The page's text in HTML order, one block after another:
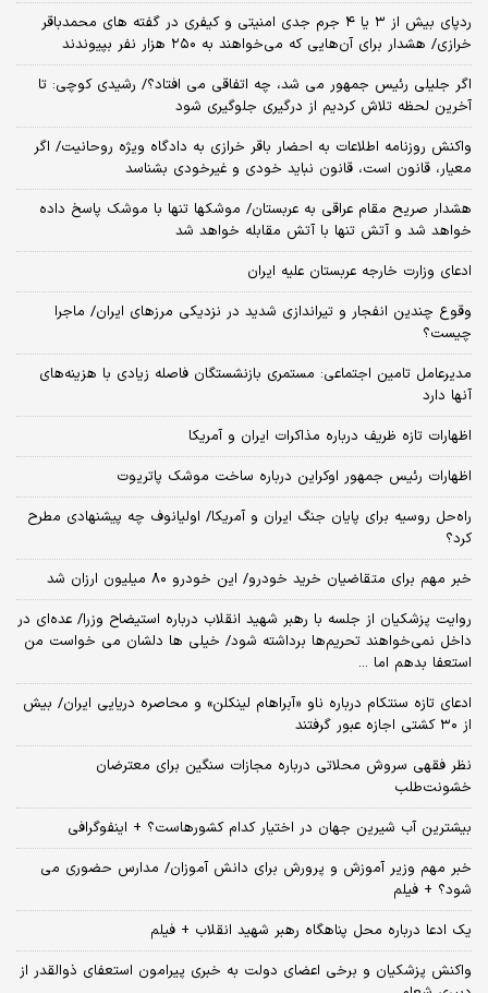
ردپای بیش از ۳ یا ۴ جرم جدی امنیتی و کیفری در گفته های محمدباقر
خرازی/ هشدار برای آن‌هایی که می‌خواهند به ۲۵۰ هزار نفر بپیوندند
اگر جلیلی رئیس جمهور می شد، چه اتفاقی می افتاد؟/ رشیدی کوچی: تا
آخرین لحظه تلاش کردیم از درگیری جلوگیری شود
واکنش روزنامه اطلاعات به احضار باقر خرازی به دادگاه ویژه روحانیت/ اگر
معیار، قانون است، قانون نباید خودی و غیرخودی بشناسد
هشدار صریح مقام عراقی به عربستان/ موشکها تنها با موشک پاسخ داده
خواهد شد و آتش تنها با آتش مقابله خواهد شد
ادعای وزارت خارجه عربستان علیه ایران
وقوع چندین انفجار و تیراندازی شدید در نزدیکی مرز‌های ایران/ ماجرا
چیست؟
مدیرعامل تامین اجتماعی: مستمری بازنشستگان فاصله زیادی با هزینه‌های
آنها دارد
اظهارات تازه ظریف درباره مذاکرات ایران و آمریکا
اظهارات رئیس جمهور اوکراین درباره ساخت موشک پاتریوت
راه‌حل روسیه برای پایان جنگ ایران و آمریکا/ اولیانوف چه پیشنهادی مطرح
کرد؟
خبر مهم برای متقاضیان خرید خودرو/ این خودرو ۸۰ میلیون ارزان شد
روایت پزشکیان از جلسه با رهبر شهید انقلاب درباره استیضاح وزرا/ عده‌ای در
داخل نمی‌خواهند تحریم‌ها برداشته شود/ خیلی ها دلشان می خواست من
استعفا بدهم اما ...
ادعای تازه سنتکام درباره ناو «آبراهام لینکلن» و محاصره دریایی ایران/ بیش
از ۳۰ کشتی اجازه عبور گرفتند
نظر فقهی سروش محلاتی درباره مجازات سنگین برای معترضان
خشونت‌طلب
بیشترین آب شیرین جهان در اختیار کدام کشورهاست؟ + اینفوگرافی
خبر مهم وزیر آموزش و پرورش برای دانش آموزان/ مدارس حضوری می
شود؟ + فیلم
یک ادعا درباره محل پناهگاه‌ رهبر شهید انقلاب + فیلم
واکنش پزشکیان و برخی اعضای دولت به خبری پیرامون استعفای ذوالقدر از